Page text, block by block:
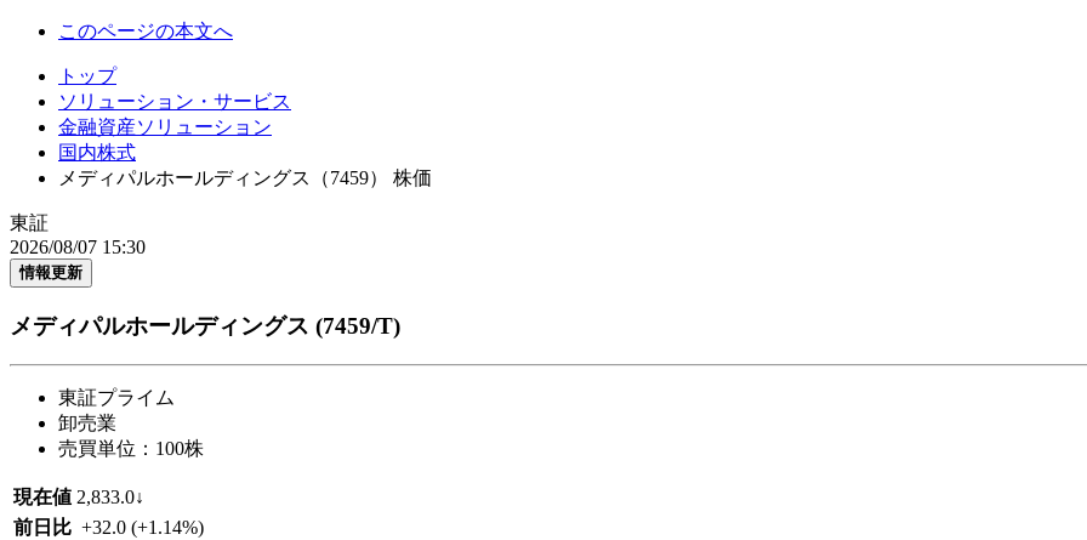
このページの本文へ
トップ
ソリューション・サービス
金融資産ソリューション
国内株式
メディパルホールディングス（7459） 株価
東証
2026/08/07 15:30
情報更新
メディパルホールディングス (7459/T)
東証プライム
卸売業
売買単位：100株
現在値 2,833.0↓
前日比 +32.0 (+1.14%)